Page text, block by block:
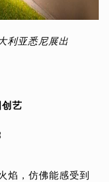
利亚悉尼展出
艺
焰，仿佛能感受到